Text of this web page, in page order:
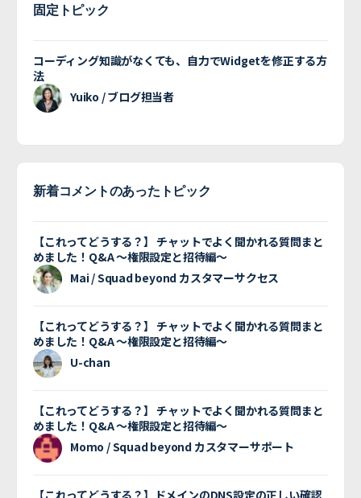
固定トピック
コーディング知識がなくても、自力でWidgetを修正する方
法
Yuiko / ブログ担当者
新着コメントのあったトピック
【これってどうする？】 チャットでよく聞かれる質問まと
めました！Q&A 〜権限設定と招待編〜
Mai / Squad beyond カスタマーサクセス
【これってどうする？】 チャットでよく聞かれる質問まと
めました！Q&A 〜権限設定と招待編〜
U-chan
【これってどうする？】 チャットでよく聞かれる質問まと
めました！Q&A 〜権限設定と招待編〜
Momo / Squad beyond カスタマーサポート